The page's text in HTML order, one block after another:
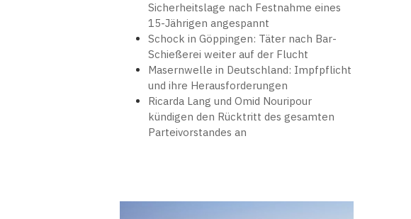
Sicherheitslage nach Festnahme eines
15-Jährigen angespannt
Schock in Göppingen: Täter nach Bar-
Schießerei weiter auf der Flucht
Masernwelle in Deutschland: Impfpflicht
und ihre Herausforderungen
Ricarda Lang und Omid Nouripour
kündigen den Rücktritt des gesamten
Parteivorstandes an